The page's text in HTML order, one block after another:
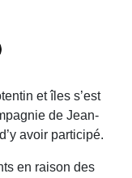
et îles s’est
de Jean-
avoir participé.
en rai­son des